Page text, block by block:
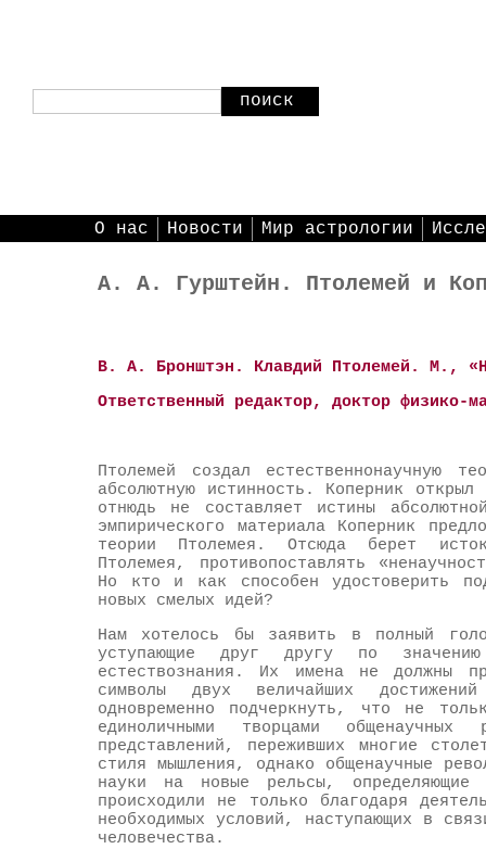
поиск
О нас Новости Мир астрологии
А. А. Гурштейн. Птолемей и
В. А. Бронштэн. Клавдий Птолемей. М.,
Ответственный редактор, доктор
Птолемей создал естественнонаучную
абсолютную истинность. Коперник
отнюдь не составляет истины
эмпирического материала Коперник
теории Птолемея. Отсюда берет
Птолемея, противопоставлять
Но кто и как способен удостоверить
новых смелых идей?
Нам хотелось бы заявить в полный
уступающие друг другу по
естествознания. Их имена не должны
символы двух величайших
одновременно подчеркнуть, что не
единоличными творцами
представлений, переживших многие
стиля мышления, однако общенаучные
науки на новые рельсы,
происходили не только благодаря
необходимых условий, наступающих в
человечества.